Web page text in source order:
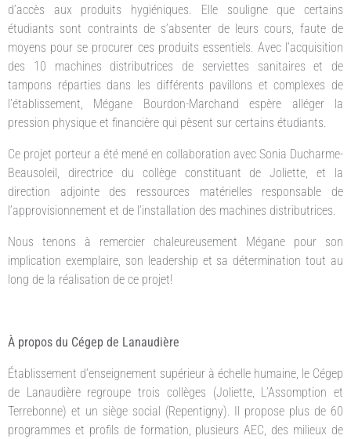
d’accès aux produits hygiéniques. Elle souligne que certains
étudiants sont contraints de s’absenter de leurs cours, faute de
moyens pour se procurer ces produits essentiels. Avec l’acquisition
des 10 machines distributrices de serviettes sanitaires et de
tampons réparties dans les différents pavillons et complexes de
l’établissement, Mégane Bourdon-Marchand espère alléger la
pression physique et financière qui pèsent sur certains étudiants.
Ce projet porteur a été mené en collaboration avec Sonia Ducharme-
Beausoleil, directrice du collège constituant de Joliette, et la
direction adjointe des ressources matérielles responsable de
l’approvisionnement et de l’installation des machines distributrices.
Nous tenons à remercier chaleureusement Mégane pour son
implication exemplaire, son leadership et sa détermination tout au
long de la réalisation de ce projet!
À propos du Cégep de Lanaudière
Établissement d’enseignement supérieur à échelle humaine, le Cégep
de Lanaudière regroupe trois collèges (Joliette, L’Assomption et
Terrebonne) et un siège social (Repentigny). Il propose plus de 60
programmes et profils de formation, plusieurs AEC, des milieux de